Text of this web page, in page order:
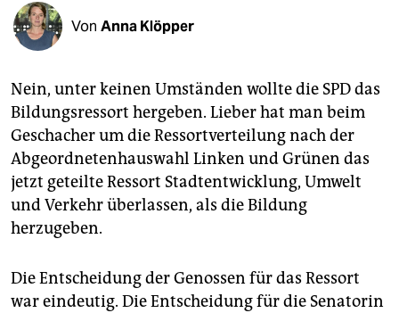
unterstützen
genossenschaft
epaper login
Von Anna Klöpper
Nein, unter keinen Umständen wollte die SPD das
Bildungsressort hergeben. Lieber hat man beim
Geschacher um die Ressortverteilung nach der
Abgeordnetenhauswahl Linken und Grünen das
jetzt geteilte Ressort Stadtentwicklung, Umwelt
und Verkehr überlassen, als die Bildung
herzugeben.
Die Entscheidung der Genossen für das Ressort
war eindeutig. Die Entscheidung für die Senatorin